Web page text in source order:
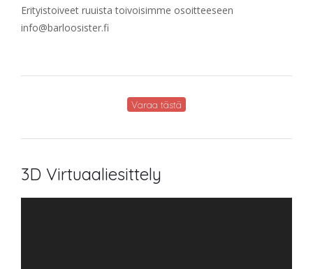
Erityistoiveet ruuista toivoisimme osoitteeseen
info@barloosister.fi
Varaa tästä
3D Virtuaaliesittely